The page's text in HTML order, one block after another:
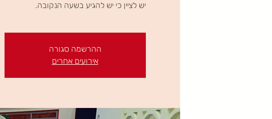
יש לציין כי יש להגיע בשעה הנקובה.
ההרשמה סגורה
אירועים אחרים